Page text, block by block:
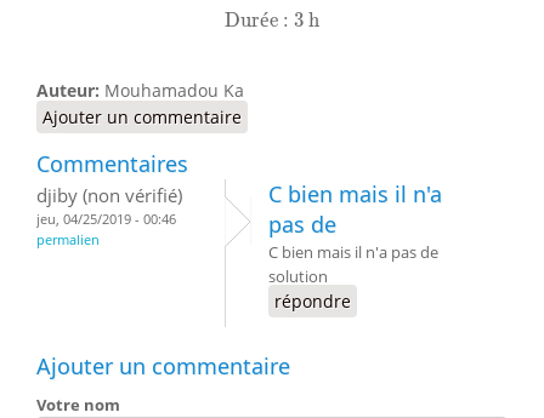
Durée : 3 h
Durée : 3 h
Auteur: Mouhamadou Ka
Ajouter un commentaire
Commentaires
djiby (non vérifié)
jeu, 04/25/2019 - 00:46
permalien
C bien mais il n'a
pas de
C bien mais il n'a pas de
solution
répondre
Ajouter un commentaire
Votre nom